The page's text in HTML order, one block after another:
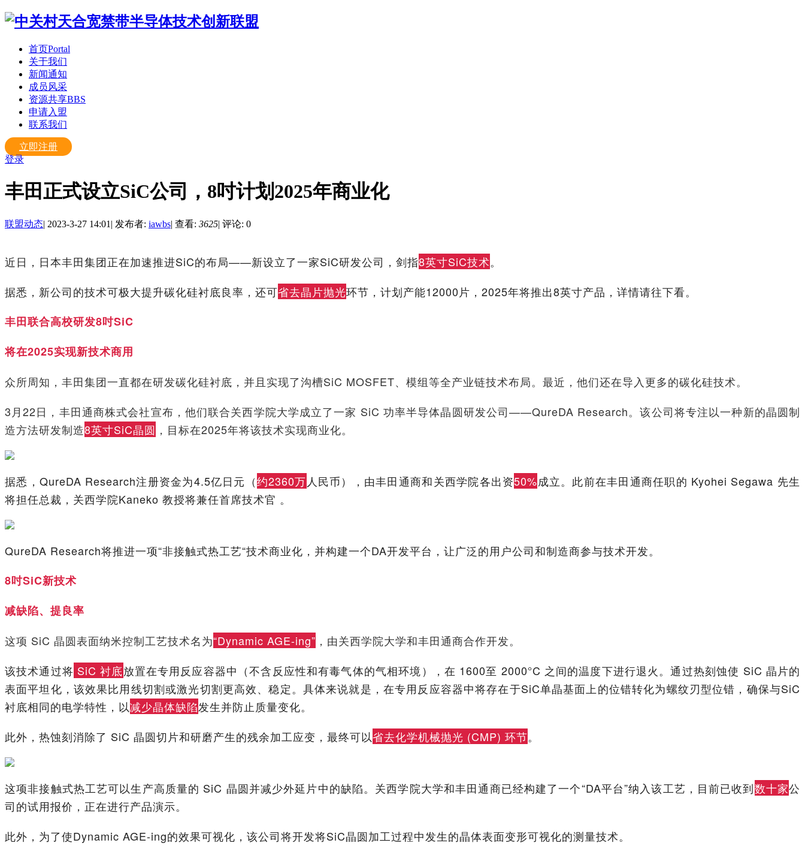
首页Portal
关于我们
新闻通知
成员风采
资源共享BBS
申请入盟
联系我们
立即注册
登录
丰田正式设立SiC公司，8吋计划2025年商业化
联盟动态| 2023-3-27 14:01 | 发布者: iawbs| 查看: 3625| 评论: 0
近日，日本丰田集团正在加速推进SiC的布局——新设立了一家SiC研发公司，剑指8英寸SiC技术。
据悉，新公司的技术可极大提升碳化硅衬底良率，还可省去晶片抛光环节，计划产能12000片，2025年将推出8英寸产品，详情请往下看。
丰田联合高校研发8吋SiC
将在2025实现新技术商用
众所周知，丰田集团一直都在研发碳化硅衬底，并且实现了沟槽SiC MOSFET、模组等全产业链技术布局。最近，他们还在导入更多的碳化硅技术。
3月22日，丰田通商株式会社宣布，他们联合关西学院大学成立了一家 SiC 功率半导体晶圆研发公司——QureDA Research。该公司将专注以一种新的晶圆制
造方法研发制造8英寸SiC晶圆 ，目标在2025年将该技术实现商业化。
据悉，QureDA Research注册资金为4.5亿日元（约2360万 人民币），由丰田通商和关西学院各出资50%成立。此前在丰田通商任职的 Kyohei Segawa 先生
将担任总裁，关西学院Kaneko 教授将兼任首席技术官 。
QureDA Research将推进一项“非接触式热工艺“技术商业化，并构建一个DA开发平台，让广泛的用户公司和制造商参与技术开发。
8吋SiC新技术
减缺陷、提良率
这项 SiC 晶圆表面纳米控制工艺技术名为“Dynamic AGE-ing” ，由关西学院大学和丰田通商合作开发。
该技术通过将 SiC 衬底放置在专用反应容器中（不含反应性和有毒气体的气相环境），在 1600至 2000°C 之间的温度下进行退火。通过热刻蚀使 SiC 晶片的
表面平坦化，该效果比用线切割或激光切割更高效、稳定。具体来说就是，在专用反应容器中将存在于SiC单晶基面上的位错转化为螺纹刃型位错，确保与SiC
衬底相同的电学特性，以减少晶体缺陷发生并防止质量变化。
此外，热蚀刻消除了 SiC 晶圆切片和研磨产生的残余加工应变，最终可以省去化学机械抛光 (CMP) 环节。
这项非接触式热工艺可以生产高质量的 SiC 晶圆并减少外延片中的缺陷。关西学院大学和丰田通商已经构建了一个“DA平台”纳入该工艺，目前已收到数十家公
司的试用报价，正在进行产品演示。
此外，为了使Dynamic AGE-ing的效果可视化，该公司将开发将SiC晶圆加工过程中发生的晶体表面变形可视化的测量技术。